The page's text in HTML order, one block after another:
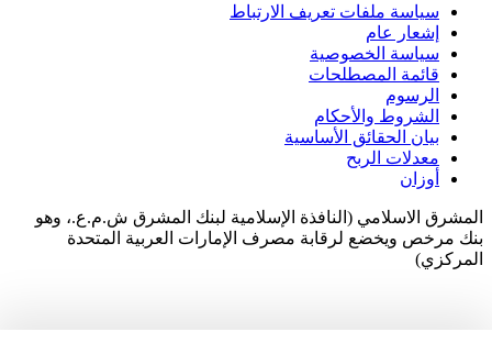
سياسة ملفات تعريف الارتباط
إشعار عام
سياسة الخصوصية
قائمة المصطلحات
الرسوم
الشروط والأحكام
بيان الحقائق الأساسية
معدلات الربح
أوزان
المشرق الاسلامي (النافذة الإسلامية لبنك المشرق ش.م.ع.، وهو
بنك مرخص ويخضع لرقابة مصرف الإمارات العربية المتحدة
المركزي)